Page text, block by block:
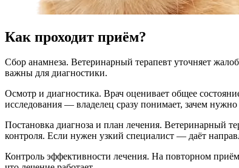
Как проходит приём?
Сбор анамнеза. Ветеринарный терапевт уточняет
важны для диагностики.
Осмотр и диагностика. Врач оценивает общее
исследования — владелец сразу понимает, зачем
Постановка диагноза и план лечения. Ветеринарный
контроля. Если нужен узкий специалист — даёт
Контроль эффективности лечения. На повторном